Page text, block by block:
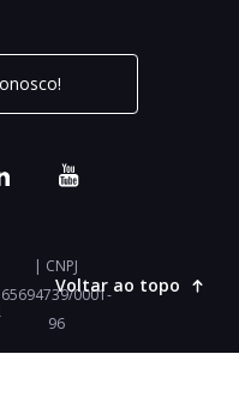
| CNPJ
65694739/0001-
96
Voltar ao topo